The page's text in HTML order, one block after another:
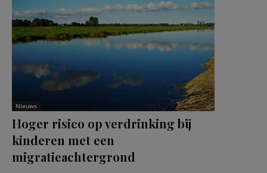
Nieuws
Hoger risico op verdrinking bij
kinderen met een
migratieachtergrond